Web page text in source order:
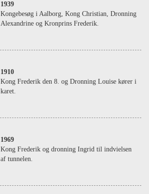
1939
Kongebesøg i Aalborg, Kong Christian, Dronning
Alexandrine og Kronprins Frederik.
1910
Kong Frederik den 8. og Dronning Louise kører i
karet.
1969
Kong Frederik og dronning Ingrid til indvielsen
af tunnelen.